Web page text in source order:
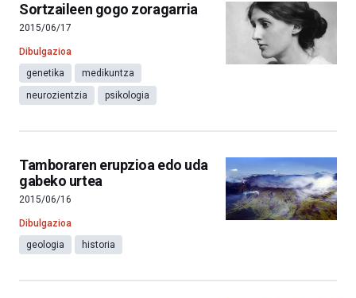
Sortzaileen gogo zoragarria
2015/06/17
Dibulgazioa
genetika
medikuntza
neurozientzia
psikologia
Tamboraren erupzioa edo uda
gabeko urtea
2015/06/16
Dibulgazioa
geologia
historia